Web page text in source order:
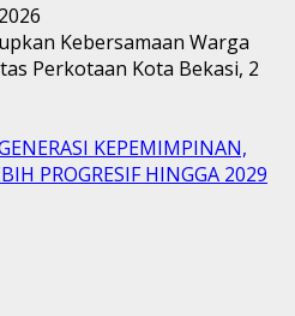
Kebersamaan Warga
Perkotaan Kota Bekasi, 2
KEPEMIMPINAN,
PROGRESIF HINGGA 2029